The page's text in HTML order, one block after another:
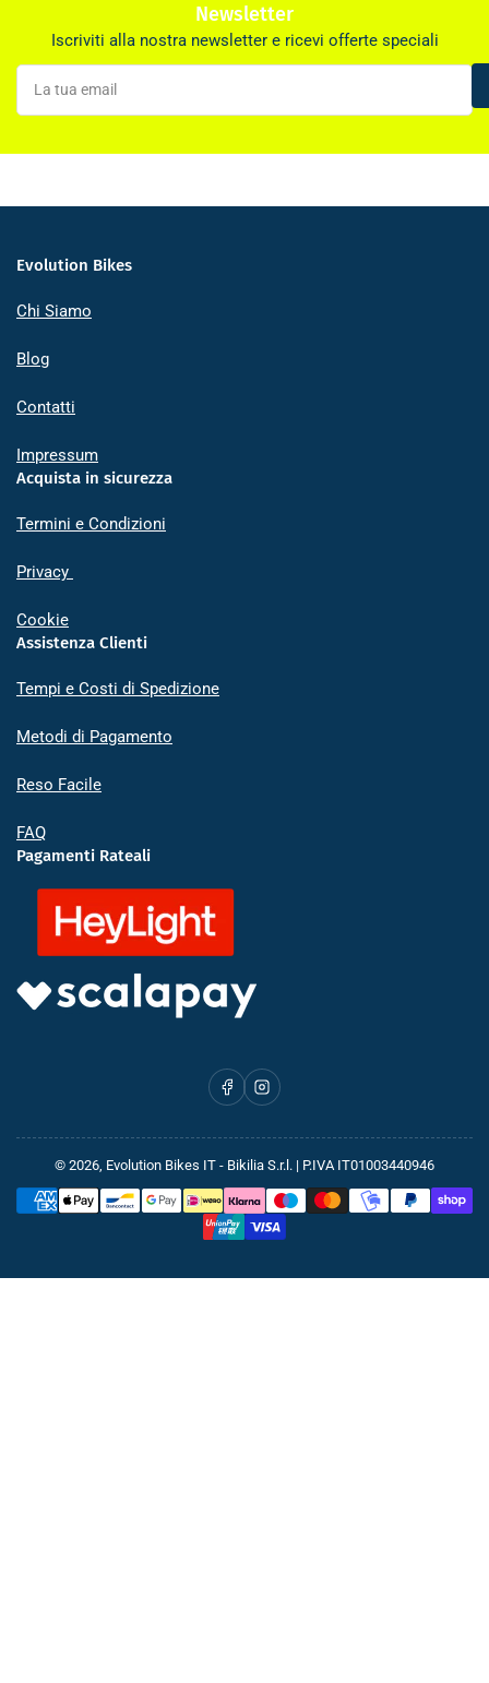
Newsletter
Iscriviti alla nostra newsletter e ricevi offerte speciali
La
tua
email
Evolution Bikes
Chi Siamo
Blog
Contatti
Impressum
Acquista in sicurezza
Termini e Condizioni
Privacy
Cookie
Assistenza Clienti
Tempi e Costi di Spedizione
Metodi di Pagamento
Reso Facile
FAQ
Pagamenti Rateali
FacebookInstagram
© 2026, Evolution Bikes IT - Bikilia S.r.l. | P.IVA IT01003440946
Metodi
di
pagamento